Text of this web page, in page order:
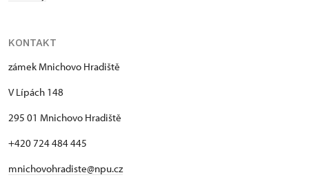
KONTAKT
zámek Mnichovo Hradiště
V Lípách 148
295 01 Mnichovo Hradiště
+420 724 484 445
mnichovohradiste@npu.cz